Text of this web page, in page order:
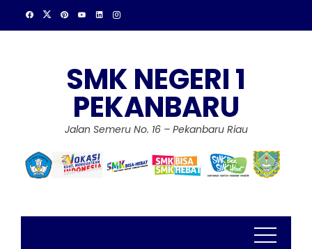
SMK NEGERI 1
PEKANBARU
Jalan Semeru No. 16 – Pekanbaru Riau